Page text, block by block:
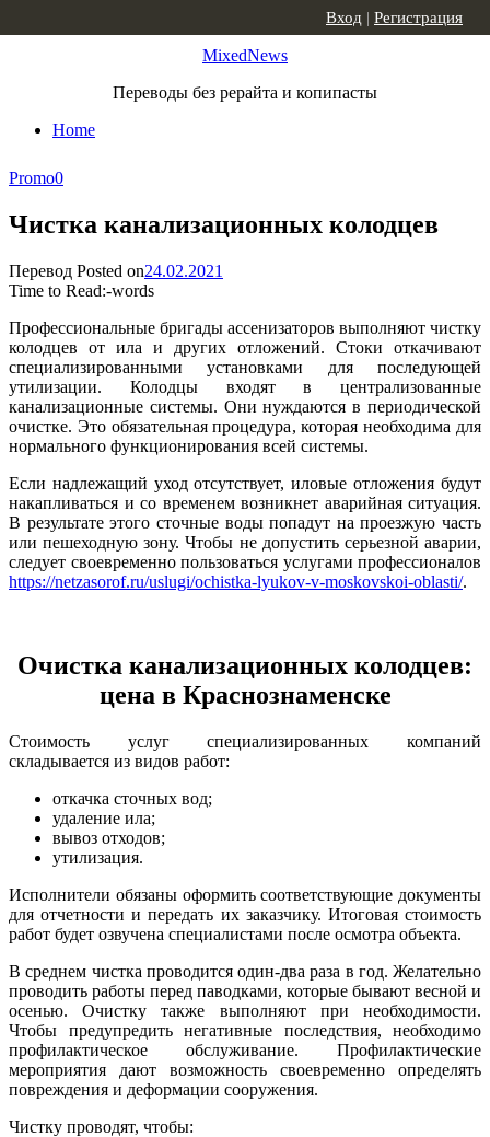
MixedNews
Переводы без рерайта и копипасты
Home
Вход | Регистрация
Promo0
Чистка канализационных колодцев
Перевод Posted on24.02.2021
Time to Read:-words
Профессиональные бригады ассенизаторов выполняют чистку
колодцев от ила и других отложений. Стоки откачивают
специализированными установками для последующей
утилизации. Колодцы входят в централизованные
канализационные системы. Они нуждаются в периодической
очистке. Это обязательная процедура, которая необходима для
нормального функционирования всей системы.
Если надлежащий уход отсутствует, иловые отложения будут
накапливаться и со временем возникнет аварийная ситуация.
В результате этого сточные воды попадут на проезжую часть
или пешеходную зону. Чтобы не допустить серьезной аварии,
следует своевременно пользоваться услугами профессионалов
https://netzasorof.ru/uslugi/ochistka-lyukov-v-moskovskoi-oblasti/.
Очистка канализационных колодцев:
цена в Краснознаменске
Стоимость услуг специализированных компаний
складывается из видов работ:
откачка сточных вод;
удаление ила;
вывоз отходов;
утилизация.
Исполнители обязаны оформить соответствующие документы
для отчетности и передать их заказчику. Итоговая стоимость
работ будет озвучена специалистами после осмотра объекта.
В среднем чистка проводится один-два раза в год. Желательно
проводить работы перед паводками, которые бывают весной и
осенью. Очистку также выполняют при необходимости.
Чтобы предупредить негативные последствия, необходимо
профилактическое обслуживание. Профилактические
мероприятия дают возможность своевременно определять
повреждения и деформации сооружения.
Чистку проводят, чтобы: